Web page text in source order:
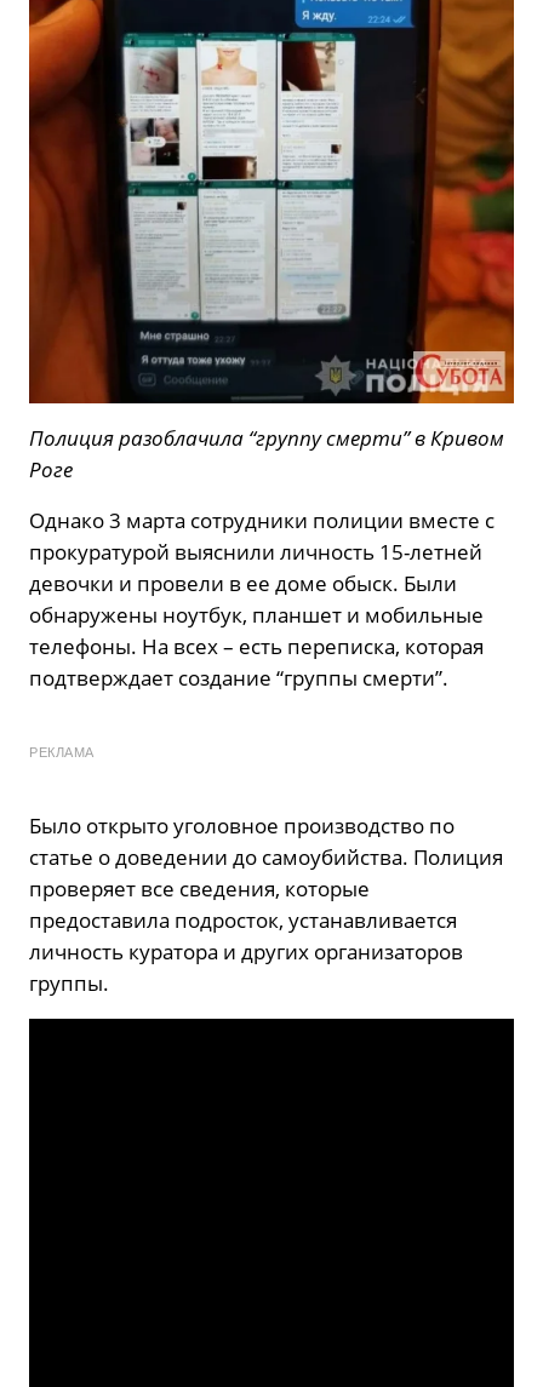
Полиция разоблачила “группу смерти” в Кривом
Роге
Однако 3 марта сотрудники полиции вместе с
прокуратурой выяснили личность 15-летней
девочки и провели в ее доме обыск. Были
обнаружены ноутбук, планшет и мобильные
телефоны. На всех – есть переписка, которая
подтверждает создание “группы смерти”.
РЕКЛАМА
Было открыто уголовное производство по
статье о доведении до самоубийства. Полиция
проверяет все сведения, которые
предоставила подросток, устанавливается
личность куратора и других организаторов
группы.